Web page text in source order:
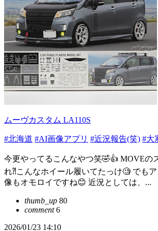
ムーヴカスタム LA110S
#北海道 #AI画像アプリ #近況報告(笑) #大
今更やってるこんなやつ笑🤣👍 MOVEの
れ⁈こんなホイール履いてたっけ🧐 でも
像もオモロイですね😊 近況としては、...
thumb_up 80
comment6
2026/01/23 14:10